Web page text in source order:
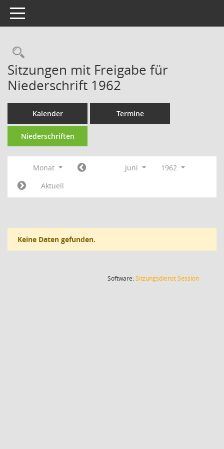
Toggle navigation
Rechercheauswahl
Sitzungen mit Freigabe für
Niederschrift 1962
Kalender Termine
Niederschriften
Monat Juni
1962
Aktuell
Keine Daten gefunden.
Software:SitzungsdienstSession(Wird in